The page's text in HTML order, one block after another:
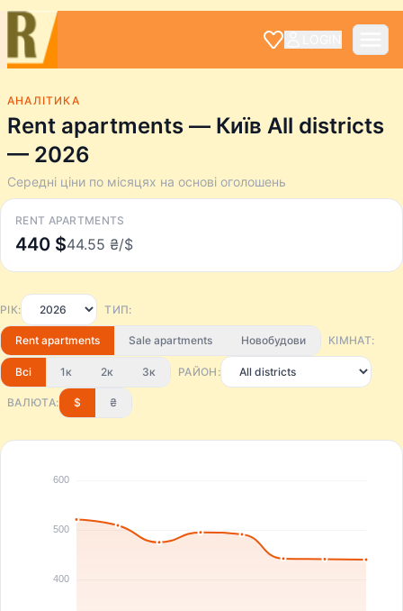
АНАЛІТИКА
Rent apartments — Київ All districts
— 2026
Середні ціни по місяцях на основі оголошень
RENT APARTMENTS
440 $44.55 ₴/$
РІК: ТИП:
Rent apartments Sale apartments Новобудови КІМНАТ:
Всі 1к 2к 3к РАЙОН:
ВАЛЮТА: $ ₴